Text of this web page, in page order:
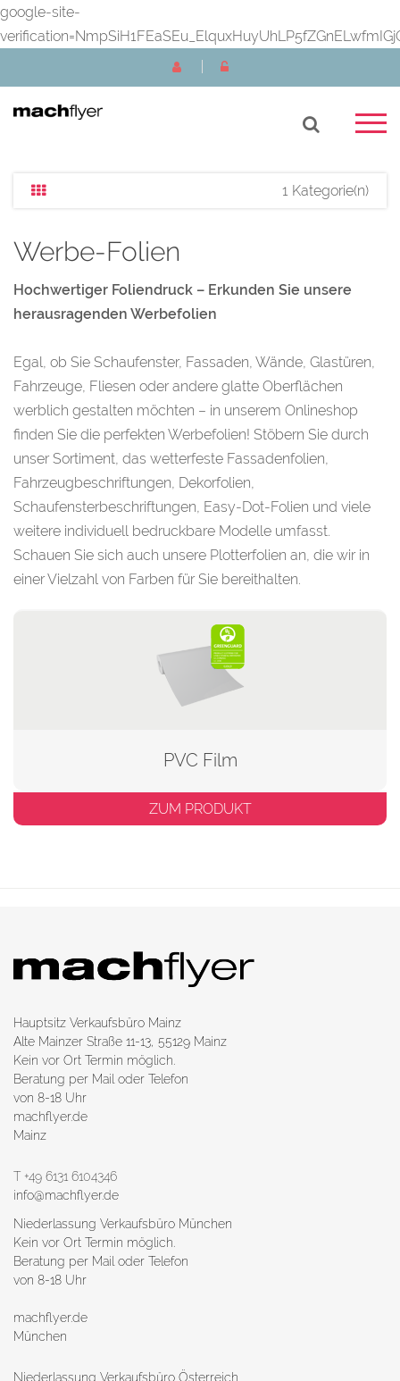
google-site-
1 Kategorie(n)
Werbe-Folien
Hochwertiger Foliendruck – Erkunden Sie unsere
herausragenden Werbefolien
Egal, ob Sie Schaufenster, Fassaden, Wände, Glastüren,
Fahrzeuge, Fliesen oder andere glatte Oberflächen
werblich gestalten möchten – in unserem Onlineshop
finden Sie die perfekten Werbefolien! Stöbern Sie durch
unser Sortiment, das wetterfeste Fassadenfolien,
Fahrzeugbeschriftungen, Dekorfolien,
Schaufensterbeschriftungen, Easy-Dot-Folien und viele
weitere individuell bedruckbare Modelle umfasst.
Schauen Sie sich auch unsere Plotterfolien an, die wir in
einer Vielzahl von Farben für Sie bereithalten.
PVC Film
ZUM PRODUKT
Hauptsitz Verkaufsbüro Mainz
Alte Mainzer Straße 11-13, 55129 Mainz
Kein vor Ort Termin möglich.
Beratung per Mail oder Telefon
von 8-18 Uhr
machflyer.de
Mainz
T +49 6131 6104346
info@machflyer.de
Niederlassung Verkaufsbüro München
Kein vor Ort Termin möglich.
Beratung per Mail oder Telefon
von 8-18 Uhr
machflyer.de
München
Niederlassung Verkaufsbüro Österreich